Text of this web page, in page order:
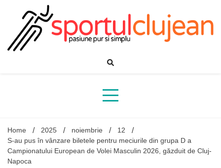
Home 2025 noiembrie
12
S-au pus în vânzare biletele pentru meciurile din grupa D a
Campionatului European de Volei Masculin 2026, găzduit de Cluj-
Napoca